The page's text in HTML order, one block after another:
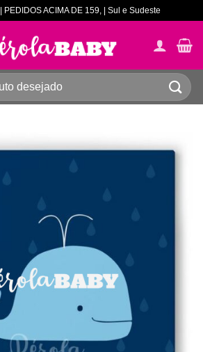
| PEDIDOS ACIMA DE 159, | Sul e Sudeste